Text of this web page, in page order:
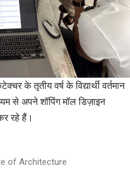
के तृतीय वर्ष के विद्यार्थी वर्तमान
से अपने शॉपिंग मॉल डिज़ाइन
रहे हैं।
of Architecture